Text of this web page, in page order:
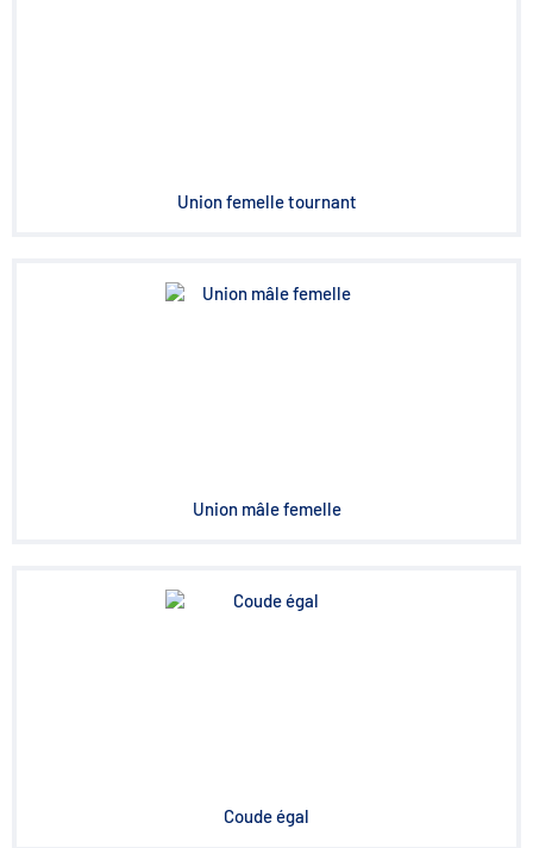
Union femelle tournant
Union mâle femelle
Coude égal